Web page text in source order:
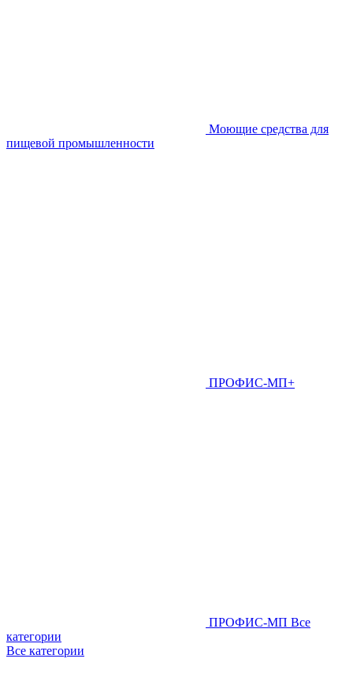
Моющие средства для
пищевой промышленности
ПРОФИС-МП+
ПРОФИС-МП Все
категории
Все категории